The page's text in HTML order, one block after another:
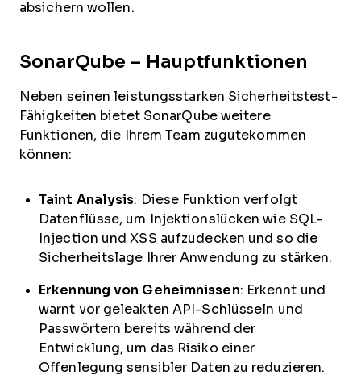
absichern wollen.
SonarQube – Hauptfunktionen
Neben seinen leistungsstarken Sicherheitstest-
Fähigkeiten bietet SonarQube weitere
Funktionen, die Ihrem Team zugutekommen
können:
Taint Analysis: Diese Funktion verfolgt
Datenflüsse, um Injektionslücken wie SQL-
Injection und XSS aufzudecken und so die
Sicherheitslage Ihrer Anwendung zu stärken.
Erkennung von Geheimnissen: Erkennt und
warnt vor geleakten API-Schlüsseln und
Passwörtern bereits während der
Entwicklung, um das Risiko einer
Offenlegung sensibler Daten zu reduzieren.